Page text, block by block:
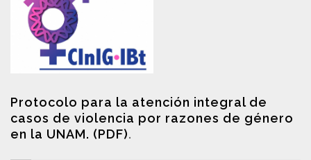
Protocolo para la atención integral de
casos de violencia por razones de género
en la UNAM. (PDF).